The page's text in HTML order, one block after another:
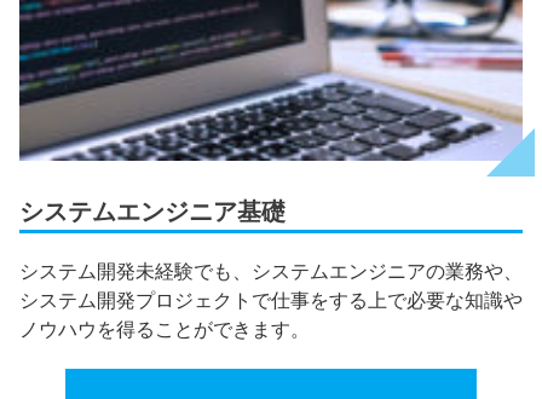
システムエンジニア基礎
システム開発未経験でも、システムエンジニアの業務や、
システム開発プロジェクトで仕事をする上で必要な知識や
ノウハウを得ることができます。